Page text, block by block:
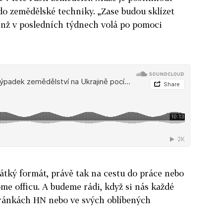
zemědělské techniky. „Zase budou sklízet
v posledních týdnech volá po pomoci
formát, právě tak na cestu do práce nebo
officu. A budeme rádi, když si nás každé
HN nebo ve svých oblíbených